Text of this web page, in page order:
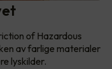
of Hazardous
av farlige materialer
lyskilder.